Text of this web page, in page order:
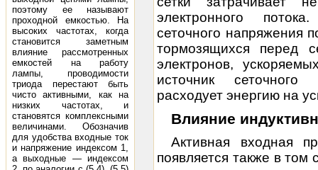
поэтому ее называют
проходной емкостью. На
высоких частотах, когда
становится заметным
влияние рассмот­ренных
емкостей на работу
лампы, проводимости
триода перестают быть
чисто активными, как на
низких частотах, и
становятся комплекс­ными
величинами. Обозначив
для удобства входные ток
и напряжение индексом 1,
а выходные — индексом
электронного
сеточного напряжения
тормозящихся перед
электронов,
источник сеточного
расходует энергию на
Влияние
Активная входная
появляется также в